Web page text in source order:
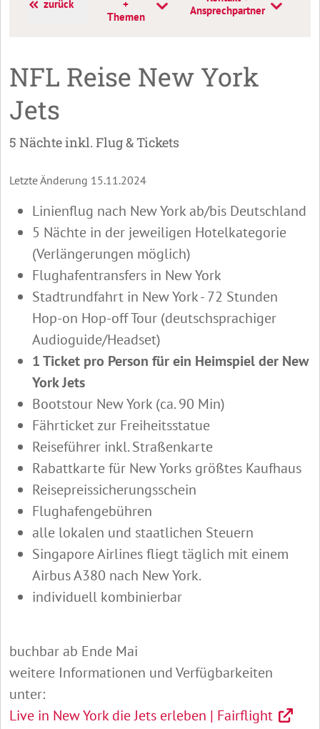
zurück
+
Themen
Ansprechpartner
NFL Reise New York
Jets
5 Nächte inkl. Flug & Tickets
Letzte Änderung 15.11.2024
Linienflug nach New York ab/bis Deutschland
5 Nächte in der jeweiligen Hotelkategorie
(Verlängerungen möglich)
Flughafentransfers in New York
Stadtrundfahrt in New York - 72 Stunden
Hop-on Hop-off Tour (deutschsprachiger
Audioguide/Headset)
1 Ticket pro Person für ein Heimspiel der New
York Jets
Bootstour New York (ca. 90 Min)
Fährticket zur Freiheitsstatue
Reiseführer inkl. Straßenkarte
Rabattkarte für New Yorks größtes Kaufhaus
Reisepreissicherungsschein
Flughafengebühren
alle lokalen und staatlichen Steuern
Singapore Airlines fliegt täglich mit einem
Airbus A380 nach New York.
individuell kombinierbar
buchbar ab Ende Mai
weitere Informationen und Verfügbarkeiten
unter:
Live in New York die Jets erleben | Fairflight